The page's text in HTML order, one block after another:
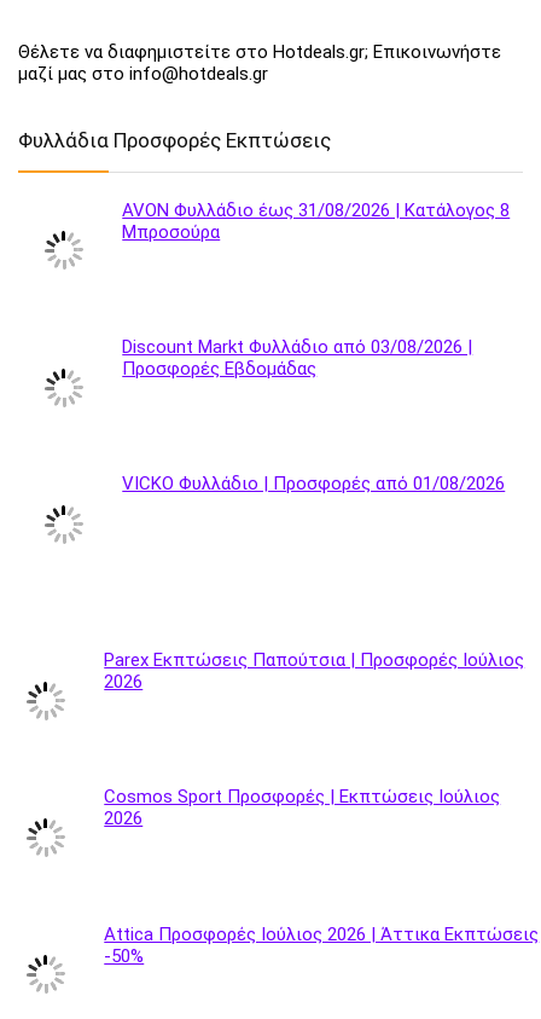
Θέλετε να διαφημιστείτε στο Hotdeals.gr; Επικοινωνήστε
μαζί μας στο info@hotdeals.gr
Φυλλάδια Προσφορές Εκπτώσεις
AVON Φυλλάδιο έως 31/08/2026 | Κατάλογος 8
Μπροσούρα
Discount Markt Φυλλάδιο από 03/08/2026 |
Προσφορές Εβδομάδας
VICKO Φυλλάδιο | Προσφορές από 01/08/2026
Parex Εκπτώσεις Παπούτσια | Προσφορές Ιούλιος
2026
Cosmos Sport Προσφορές | Εκπτώσεις Ιούλιος
2026
Attica Προσφορές Ιούλιος 2026 | Άττικα Εκπτώσεις
-50%